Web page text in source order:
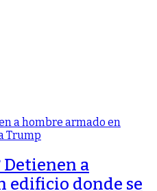
Detienen a
edificio donde se